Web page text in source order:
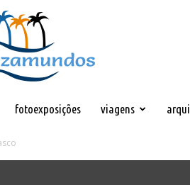
fotoexposições viagens